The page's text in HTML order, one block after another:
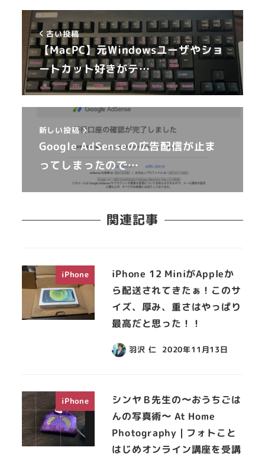
古い投稿
【MacPC】元Windowsユーザやショ
ートカット好きがテ…
新しい投稿
Google AdSenseの広告配信が止ま
ってしまったので…
関連記事
iPhone
iPhone 12 MiniがAppleか
ら配送されてきたぁ！このサ
イズ、厚み、重さはやっぱり
最高だと思った！！
羽沢 仁 2020年11月13日
iPhone
シンヤＢ先生の〜おうちごは
んの写真術〜 At Home
Photography | フォトこと
はじめオンライン講座を受講